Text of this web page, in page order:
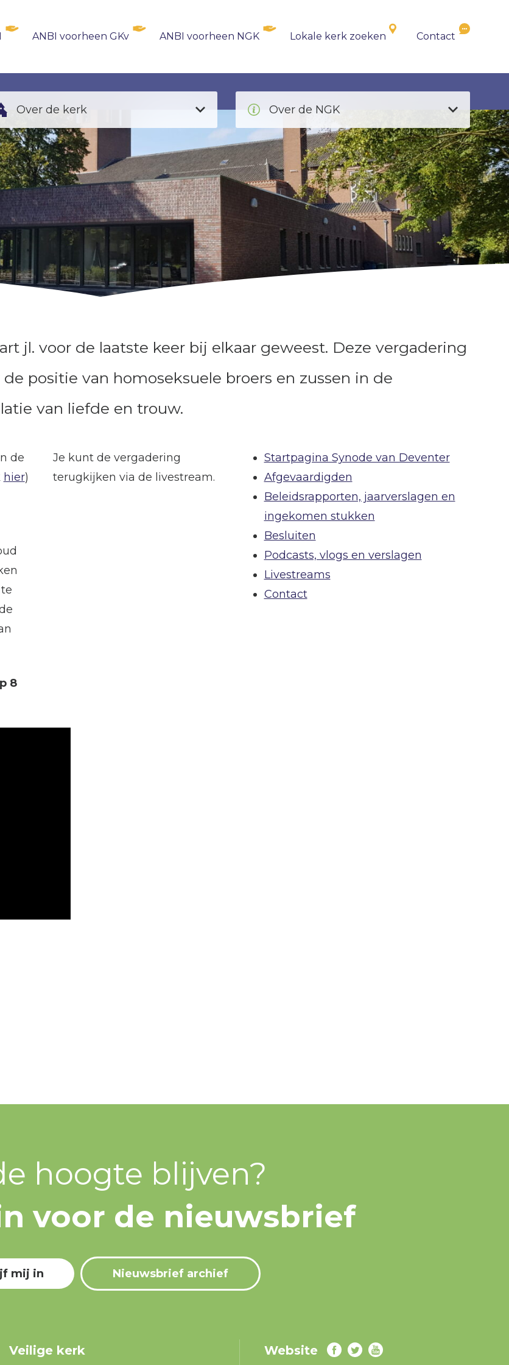
Over de kerk Over de NGK
ANBI voorheen GKv ANBI voorheen NGK Lokale kerk zoeken Contact
jl. voor de laatste keer bij elkaar geweest. Deze vergadering
positie van homoseksuele broers en zussen in de
van liefde en trouw.
de
hier)
8
Je kunt de vergadering
terugkijken via de livestream.
Startpagina Synode van Deventer
Afgevaardigden
Beleidsrapporten, jaarverslagen en
ingekomen stukken
Besluiten
Podcasts, vlogs en verslagen
Livestreams
Contact
hoogte blijven?
voor de nieuwsbrief
mij in Nieuwsbrief archief
Veilige kerk Website